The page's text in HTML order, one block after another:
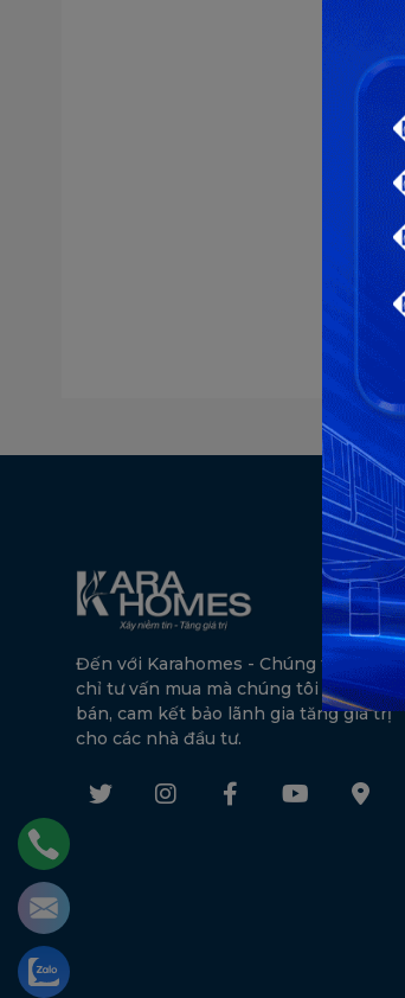
Đến với Karahomes - Chúng tôi không
chỉ tư vấn mua mà chúng tôi còn tư vấn
bán, cam kết bảo lãnh gia tăng giá trị
cho các nhà đầu tư.